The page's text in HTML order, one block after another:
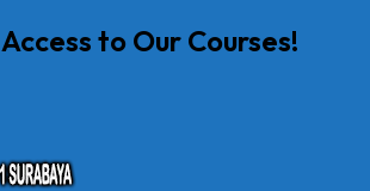
to Our Courses!